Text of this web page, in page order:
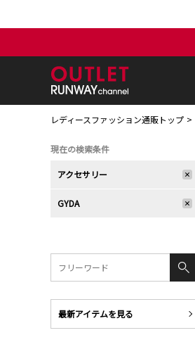
レディースファッション通販トップ
現在の検索条件
アクセサリー
GYDA
最新アイテムを見る